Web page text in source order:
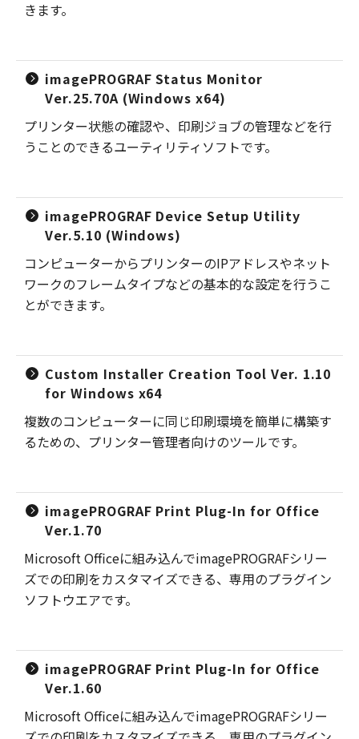
きます。
imagePROGRAF Status Monitor
Ver.25.70A (Windows x64)
プリンター状態の確認や、印刷ジョブの管理などを行
うことのできるユーティリティソフトです。
imagePROGRAF Device Setup Utility
Ver.5.10 (Windows)
コンピューターからプリンターのIPアドレスやネット
ワークのフレームタイプなどの基本的な設定を行うこ
とができます。
Custom Installer Creation Tool Ver. 1.10
for Windows x64
複数のコンピューターに同じ印刷環境を簡単に構築す
るための、プリンター管理者向けのツールです。
imagePROGRAF Print Plug-In for Office
Ver.1.70
Microsoft Officeに組み込んでimagePROGRAFシリー
ズでの印刷をカスタマイズできる、専用のプラグイン
ソフトウエアです。
imagePROGRAF Print Plug-In for Office
Ver.1.60
Microsoft Officeに組み込んでimagePROGRAFシリー